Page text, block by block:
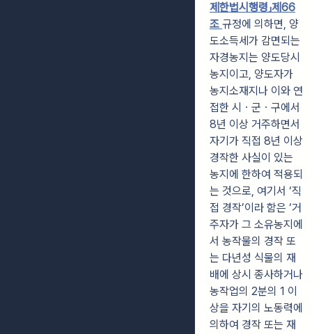
제한법시행령」제66
조 규정에 의하면, 양
도소득세가 감면되는
자경농지는 양도당시
농지이고, 양도자가
농지소재지나 이와 연
접한 시ㆍ군ㆍ구에서
8년 이상 거주하면서
자기가 직접 8년 이상
경작한 사실이 있는
농지에 한하여 적용되
는 것으로, 여기서 ‘직
접 경작’이라 함은 ‘거
주자가 그 소유농지에
서 농작물의 경작 또
는 다년성 식물의 재
배에 상시 종사하거나
농작업의 2분의 1 이
상을 자기의 노동력에
의하여 경작 또는 재